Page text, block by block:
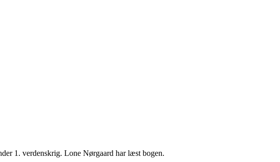
1. verdenskrig. Lone Nørgaard har læst bogen.